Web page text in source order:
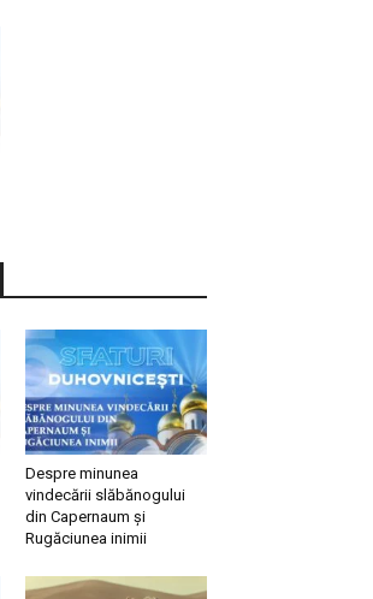
Despre minunea
vindecării slăbănogului
din Capernaum și
Rugăciunea inimii